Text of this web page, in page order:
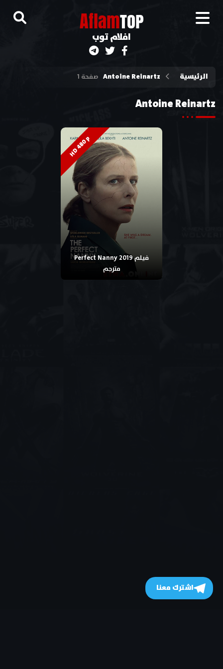
AflamTOP
افلام توب
الرئيسية Antoine Reinartz صفحة 1
Antoine Reinartz
HD 480p
فيلم Perfect Nanny 2019
مترجم
اشترك معنا